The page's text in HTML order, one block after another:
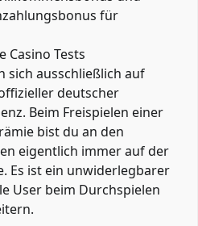
für
Casino Tests
sich ausschließlich auf
deutscher
Beim Freispielen einer
bist du an den
eigentlich immer auf der
Es ist ein unwiderlegbarer
User beim Durchspielen